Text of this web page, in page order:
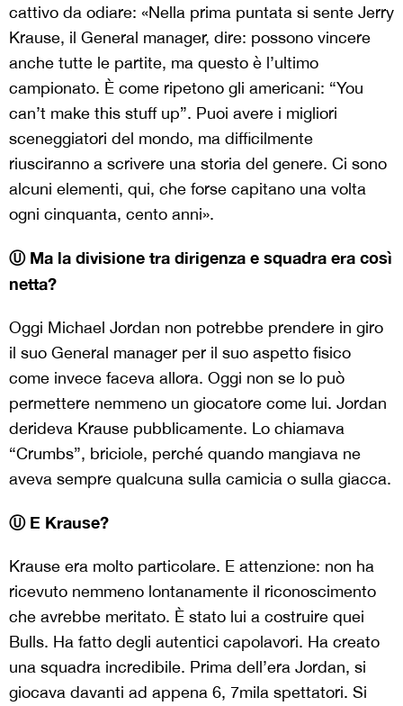
cattivo da odiare: «Nella prima puntata si sente Jerry
Krause, il General manager, dire: possono vincere
anche tutte le partite, ma questo è l’ultimo
campionato. È come ripetono gli americani: “You
can’t make this stuff up”. Puoi avere i migliori
sceneggiatori del mondo, ma difficilmente
riusciranno a scrivere una storia del genere. Ci sono
alcuni elementi, qui, che forse capitano una volta
ogni cinquanta, cento anni».
Ⓤ Ma la divisione tra dirigenza e squadra era così
netta?
Oggi Michael Jordan non potrebbe prendere in giro
il suo General manager per il suo aspetto fisico
come invece faceva allora. Oggi non se lo può
permettere nemmeno un giocatore come lui. Jordan
derideva Krause pubblicamente. Lo chiamava
“Crumbs”, briciole, perché quando mangiava ne
aveva sempre qualcuna sulla camicia o sulla giacca.
Ⓤ E Krause?
Krause era molto particolare. E attenzione: non ha
ricevuto nemmeno lontanamente il riconoscimento
che avrebbe meritato. È stato lui a costruire quei
Bulls. Ha fatto degli autentici capolavori. Ha creato
una squadra incredibile. Prima dell’era Jordan, si
giocava davanti ad appena 6, 7mila spettatori. Si